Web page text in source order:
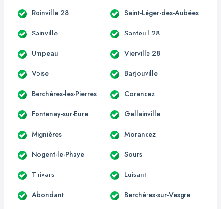
Roinville 28 Saint-Léger-des-Aubées
Sainville Santeuil 28
Umpeau Vierville 28
Voise Barjouville
Berchères-les-Pierres Corancez
Fontenay-sur-Eure Gellainville
Mignières Morancez
Nogent-le-Phaye Sours
Thivars Luisant
Abondant Berchères-sur-Vesgre